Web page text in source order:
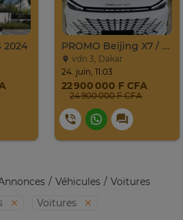
2024 PROMO Beijing X7 / 2025
vdn 3, Dakar
24. juin, 11:03
22 900 000 F CFA
24 900 000 F CFA
Véhicules
Voitures
Voitures